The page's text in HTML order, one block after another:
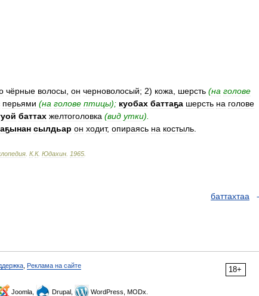
чёрные волосы он черноволосый; 2) кожа шерсть (на голове
перьями (на голове птицы); куобах баттаҕа шерсть на голове
баттах желтоголовка (вид утки).
сылдьар он ходит, опираясь на костыль
К.К. Юдахин 1965
баттахтаа
18+
Реклама на сайте
Joomla, Drupal, WordPress, MODx.